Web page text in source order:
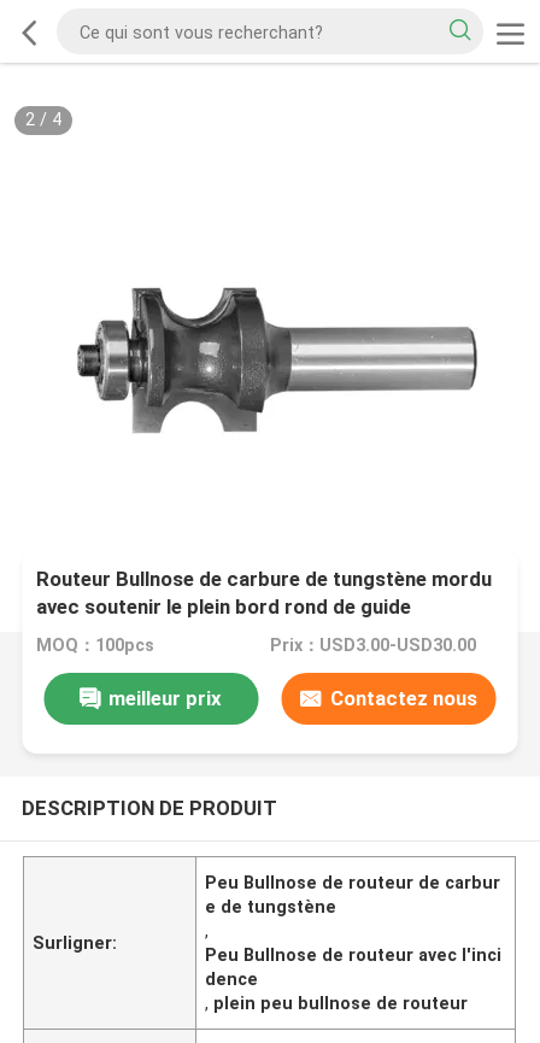
2/ 4
Routeur Bullnose de carbure de tungstène mordu
avec soutenir le plein bord rond de guide
MOQ：100pcs Prix：USD3.00-USD30.00
meilleur prix Contactez nous
DESCRIPTION DE PRODUIT
Surligner:
Peu Bullnose de routeur de carbur
e de tungstène
,
Peu Bullnose de routeur avec l'inci
dence
, plein peu bullnose de routeur